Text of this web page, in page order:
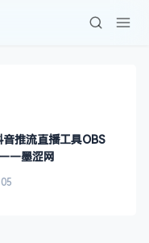
推流直播工具OBS
墨涩网